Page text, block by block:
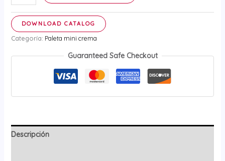
mini
Vainilla
cantidad
DOWNLOAD CATALOG
Categoría: Paleta mini crema
Guaranteed Safe Checkout
Descripción